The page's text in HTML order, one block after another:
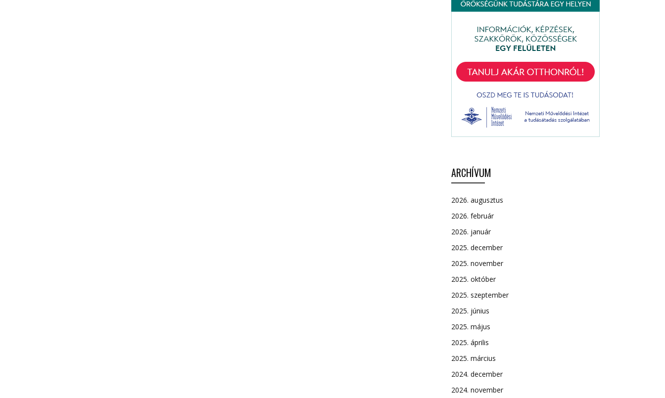
ARCHÍVUM
2026. augusztus
2026. február
2026. január
2025. december
2025. november
2025. október
2025. szeptember
2025. június
2025. május
2025. április
2025. március
2024. december
2024. november